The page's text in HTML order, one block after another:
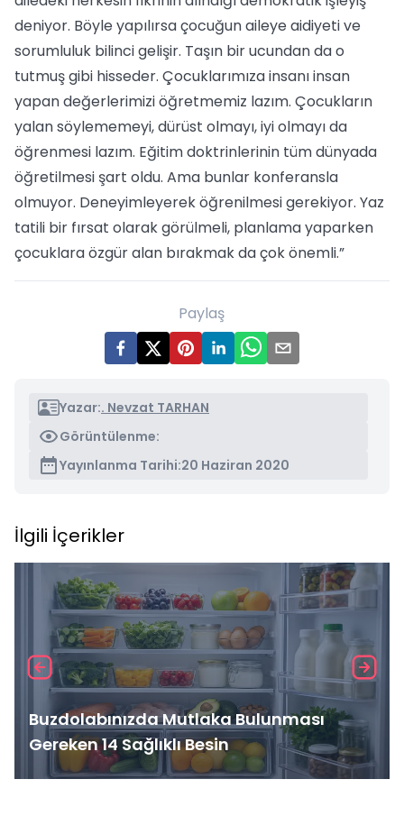
deniyor. Böyle yapılırsa çocuğun aileye aidiyeti ve
sorumluluk bilinci gelişir. Taşın bir ucundan da o
tutmuş gibi hisseder. Çocuklarımıza insanı insan
yapan değerlerimizi öğretmemiz lazım. Çocukların
yalan söylememeyi, dürüst olmayı, iyi olmayı da
öğrenmesi lazım. Eğitim doktrinlerinin tüm dünyada
öğretilmesi şart oldu. Ama bunlar konferansla
olmuyor. Deneyimleyerek öğrenilmesi gerekiyor. Yaz
tatili bir fırsat olarak görülmeli, planlama yaparken
çocuklara özgür alan bırakmak da çok önemli.”
Paylaş
Yazar:. Nevzat TARHAN
Görüntülenme:
Yayınlanma Tarihi:20 Haziran 2020
İlgili İçerikler
Buzdolabınızda Mutlaka Bulunması
Gereken 14 Sağlıklı Besin